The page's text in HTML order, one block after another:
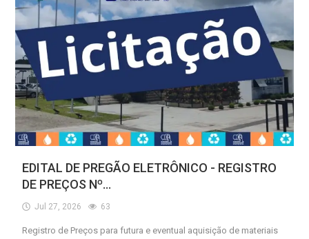
Estrutura
Informações
Contato
EDITAL DE PREGÃO ELETRÔNICO - REGISTRO
DE PREÇOS Nº...
Jul 27, 2026 63
Registro de Preços para futura e eventual aquisição de materiais